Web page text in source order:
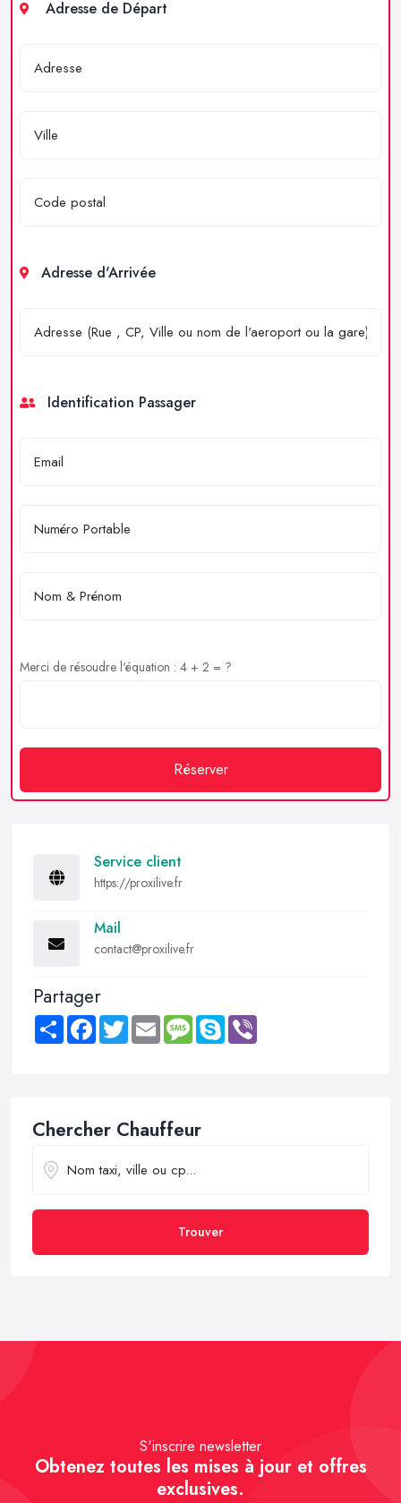
Adresse de Départ
Adresse d'Arrivée
Identification Passager
Merci de résoudre l'équation : 4 + 2 = ?
Réserver
Service client
https://proxilive.fr
Mail
contact@proxilive.fr
Partager
Share FacebookTwitter Email MessageSkype
Chercher Chauffeur
Trouver
S'inscrire newsletter
Obtenez toutes les mises à jour et offres
exclusives.